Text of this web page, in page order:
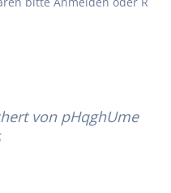
von pHqghUme